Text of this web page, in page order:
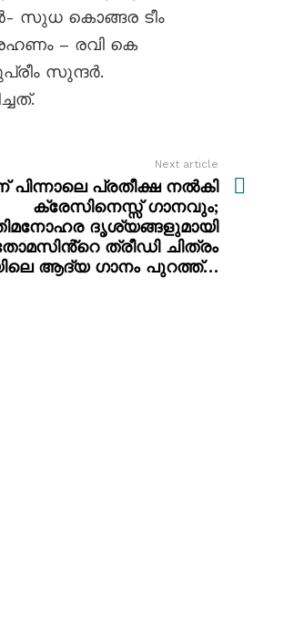
സുധ കൊങ്ങര ടീം
– രവി കെ
സുന്ദർ.
Next article
പിന്നാലെ പ്രതീക്ഷ നൽകി
ക്രേസിനെസ്സ് ഗാനവും;
ദൃശ്യങ്ങളുമായി
ത്രീഡി ചിത്രം
ആദ്യ ഗാനം പുറത്ത്…